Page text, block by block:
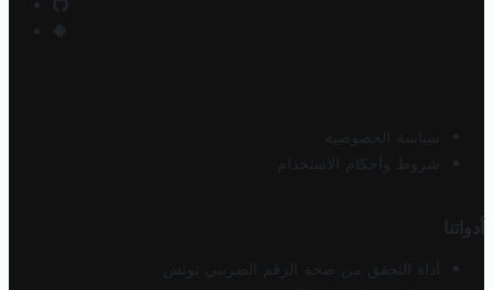
سياسة الخصوصية
شروط وأحكام الاستخدام
أدواتنا
أداة التحقق من صحة الرقم الضريبي تونس